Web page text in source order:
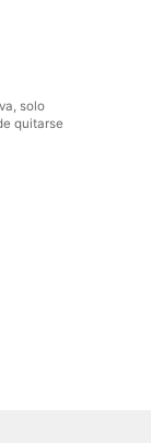
solo
quitarse